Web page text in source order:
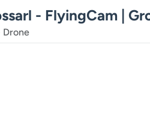
- FlyingCam |
Drone